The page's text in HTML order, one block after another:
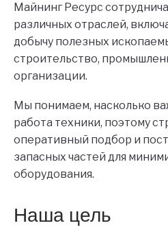
Майнинг Ресурс
различных отраслей,
добычу полезных
строительство,
организации.
Мы понимаем, насколько
работа техники, поэтому
оперативный подбор и
запасных частей для
оборудования.
Наша цель